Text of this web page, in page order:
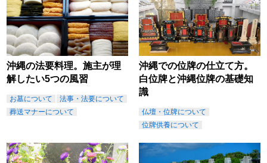
沖縄の法要料理。施主が理
解したい5つの風習
お墓について
法事・法要について
葬送マナーについて
沖縄での位牌の仕立て方。
白位牌と沖縄位牌の基礎知
識
仏壇・位牌について
位牌供養について